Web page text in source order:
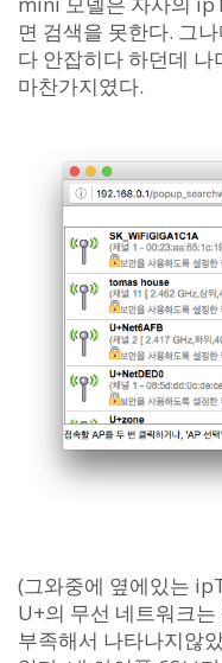
면 검색을 못한다. 그
다 안잡히다 하던데
마찬가지였다.
(그와중에 옆에있는
U+의 무선 네트워크
부족해서 나타나지않